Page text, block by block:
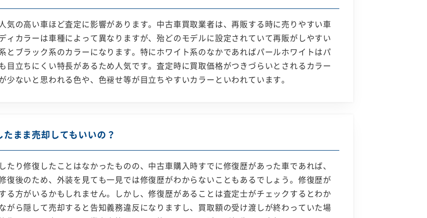
気の高い車ほど査定に影響があります。中古車買取業者は、再販する時に売りやすい車
ィカラーは車種によって異なりますが、殆どのモデルに設定されていて再販がしやすい
とブラック系のカラーになります。特にホワイト系のなかであればパールホワイトはパ
目立ちにくい特長があるため人気です。査定時に買取価格がつきづらいとされるカラー
ないと思われる色や、色褪せ等が目立ちやすいカラーといわれています。
まま売却してもいいの？
り修復したことはなかったものの、中古車購入時すでに修復歴があった車であれば、
復後のため、外装を見ても一見では修復歴がわからないこともあるでしょう。修復歴が
る方がいるかもしれません。しかし、修復歴があることは査定士がチェックするとわか
がら隠して売却すると告知義務違反になりますし、買取額の受け渡しが終わっていた場